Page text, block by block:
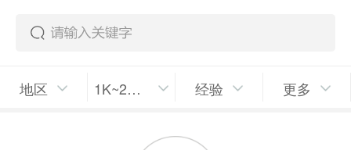
地区 1K~2K/月 经验 更多